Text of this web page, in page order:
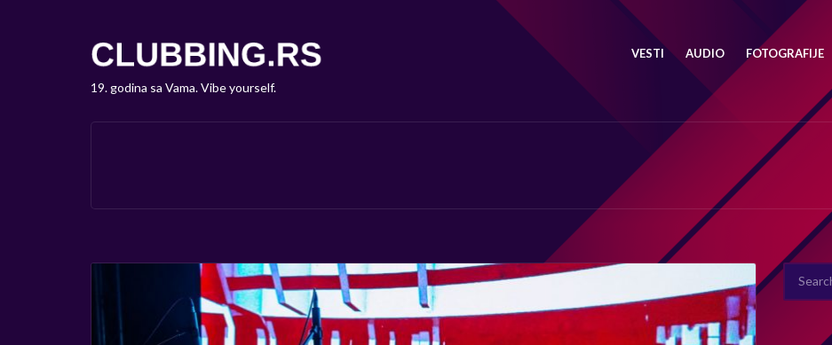
19. godina sa Vama. Vibe yourself.
VESTI AUDIO FOTOGRAFIJE
SEARCH
FOR: